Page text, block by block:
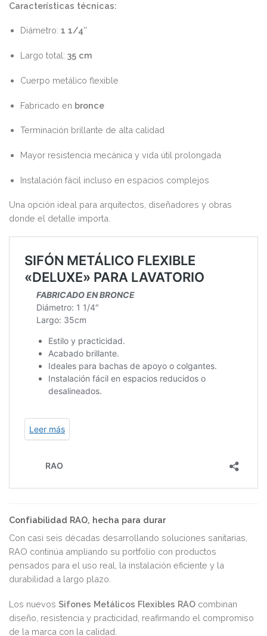
Características técnicas:
Diámetro: 1 1/4″
Largo total: 35 cm
Cuerpo metálico flexible
Fabricado en bronce
Terminación brillante de alta calidad
Mayor resistencia mecánica y vida útil prolongada
Instalación fácil incluso en espacios complejos
Una opción ideal para arquitectos, diseñadores y obras
donde el detalle importa.
Confiabilidad RAO, hecha para durar
Con casi seis décadas desarrollando soluciones sanitarias,
RAO continúa ampliando su portfolio con productos
pensados para el uso real, la instalación eficiente y la
durabilidad a largo plazo.
Los nuevos Sifones Metálicos Flexibles RAO combinan
diseño, resistencia y practicidad, reafirmando el compromiso
de la marca con la calidad.